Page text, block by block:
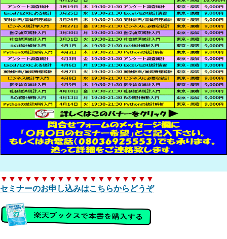
▼▼▼▼▼▼▼▼▼▼▼▼▼▼▼▼▼▼▼
セミナーのお申し込みはこちらからどうぞ